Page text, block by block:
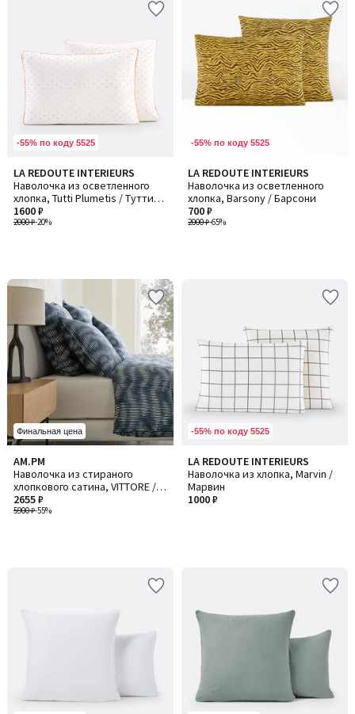
-55% по коду 5525
LA REDOUTE INTERIEURS
Наволочка из осветленного
хлопка, Tutti Plumetis / Тутти
Пламетис
2000 ₽-20%
1600 ₽
-55% по коду 5525
LA REDOUTE INTERIEURS
Наволочка из осветленного
хлопка, Barsony / Барсони
2000 ₽-65%
700 ₽
Финальная цена
AM.PM
Наволочка из стираного
хлопкового сатина, VITTORE /
ВИТТОР
5900 ₽-55%
2655 ₽
-55% по коду 5525
LA REDOUTE INTERIEURS
Наволочка из хлопка, Marvin /
Марвин
1000 ₽